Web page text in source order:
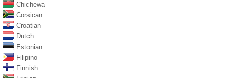
Chichewa
Corsican
Croatian
Dutch
Estonian
Filipino
Finnish